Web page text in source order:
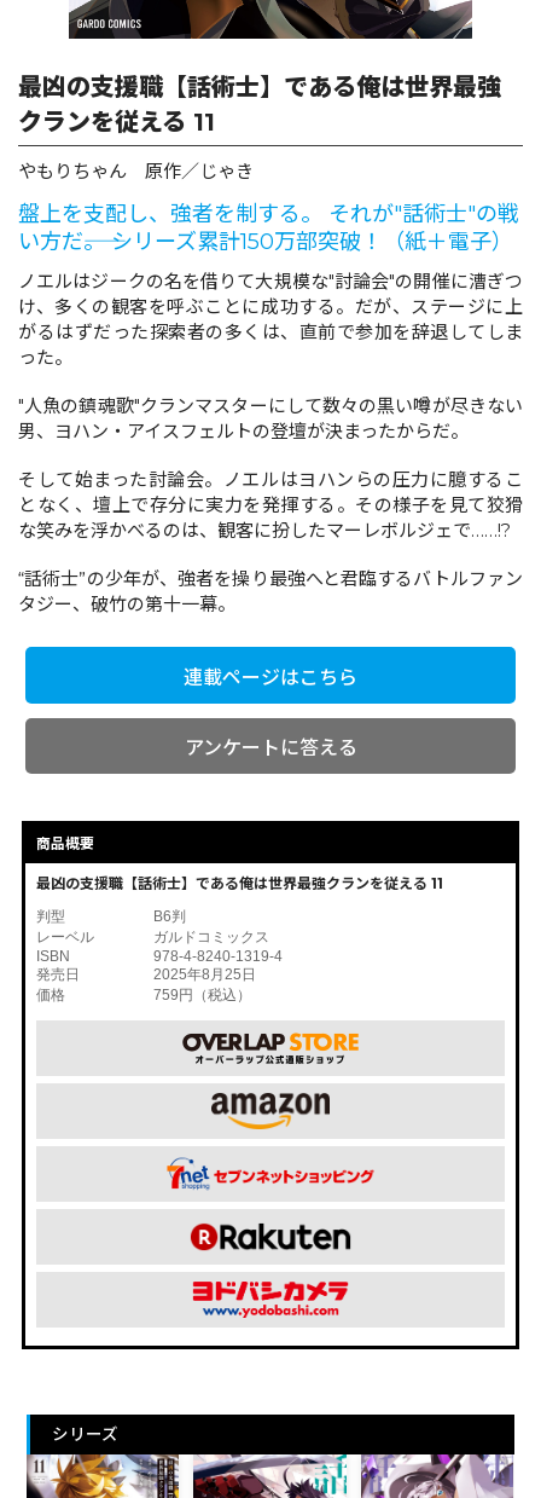
コミッククリエ
コミックパルフェ
コミックエッセイ
最凶の支援職【話術士】である俺は世界最強
クランを従える 11
やもりちゃん 原作／じゃき
盤上を支配し、強者を制する。 それが"話術士"の戦
い方だ――。 シリーズ累計150万部突破！（紙＋電子）
ノエルはジークの名を借りて大規模な"討論会"の開催に漕ぎつ
け、多くの観客を呼ぶことに成功する。だが、ステージに上
がるはずだった探索者の多くは、直前で参加を辞退してしま
った。
"人魚の鎮魂歌"クランマスターにして数々の黒い噂が尽きない
男、ヨハン・アイスフェルトの登壇が決まったからだ。
そして始まった討論会。ノエルはヨハンらの圧力に臆するこ
となく、壇上で存分に実力を発揮する。その様子を見て狡猾
な笑みを浮かべるのは、観客に扮したマーレボルジェで……!?
“話術士”の少年が、強者を操り最強へと君臨するバトルファン
タジー、破竹の第十一幕。
連載ページはこちら
アンケートに答える
商品概要
最凶の支援職【話術士】である俺は世界最強クランを従える 11
判型
B6判
レーベル
ガルドコミックス
ISBN
978-4-8240-1319-4
発売日
2025年8月25日
価格
759円（税込）
シリーズ